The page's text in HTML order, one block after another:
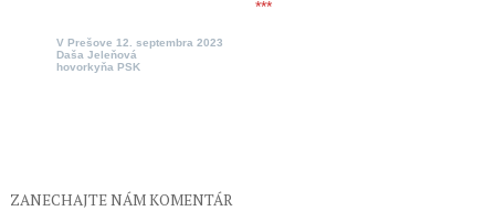
***
V Prešove 12. septembra 2023
Daša Jeleňová
hovorkyňa PSK
ZANECHAJTE NÁM KOMENTÁR